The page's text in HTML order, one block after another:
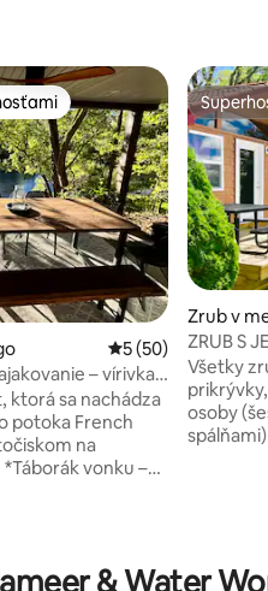
hodnotení: 39
hosťami
Priemerné
5 (50)
– vírivka –
ktorá sa nachádza
potoka French
na
Zrub v
ZRUB S
RIADOK]
Všetky
osoby
televízia/
& Water